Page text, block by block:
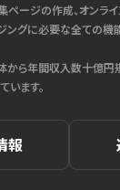
ページの作成、オンラ
ングに必要な全ての
から年間収入数十億円
ます。
報